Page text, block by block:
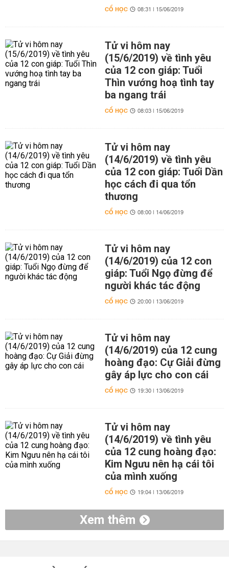
CỔ HỌC 08:31 | 15/06/2019
Tử vi hôm nay
(15/6/2019) về tình yêu
của 12 con giáp: Tuổi
Thìn vướng hoạ tình tay
ba ngang trái
CỔ HỌC 08:03 | 15/06/2019
Tử vi hôm nay
(14/6/2019) về tình yêu
của 12 con giáp: Tuổi Dần
học cách đi qua tổn
thương
CỔ HỌC 08:00 | 14/06/2019
Tử vi hôm nay
(14/6/2019) của 12 con
giáp: Tuổi Ngọ đừng để
người khác tác động
CỔ HỌC 20:00 | 13/06/2019
Tử vi hôm nay
(14/6/2019) của 12 cung
hoàng đạo: Cự Giải đừng
gây áp lực cho con cái
CỔ HỌC 19:30 | 13/06/2019
Tử vi hôm nay
(14/6/2019) về tình yêu
của 12 cung hoàng đạo:
Kim Ngưu nên hạ cái tôi
của mình xuống
CỔ HỌC 19:04 | 13/06/2019
Xem thêm